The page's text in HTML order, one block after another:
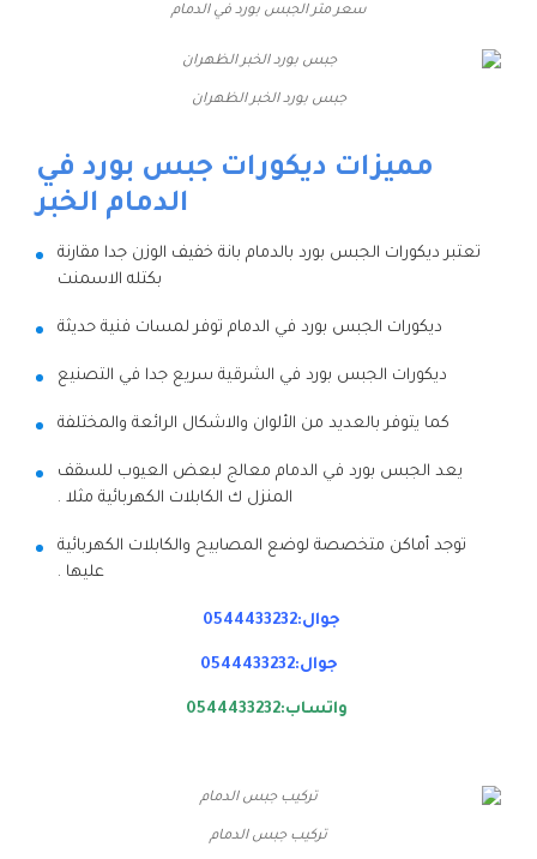
سعر متر الجبس بورد في الدمام
جبس بورد الخبر الظهران
مميزات ديكورات جبس بورد في
الدمام الخبر
تعتبر ديكورات الجبس بورد بالدمام بانة خفيف الوزن جدا مقارنة
بكتله الاسمنت
ديكورات الجبس بورد في الدمام توفر لمسات فنية حديثة
ديكورات الجبس بورد في الشرقية سريع جدا في التصنيع
كما يتوفر بالعديد من الألوان والاشكال الرائعة والمختلفة
يعد الجبس بورد في الدمام معالج لبعض العيوب للسقف
المنزل ك الكابلات الكهربائية مثلا .
توجد أماكن متخصصة لوضع المصابيح والكابلات الكهربائية
عليها .
جوال:0544433232
جوال:0544433232
واتساب:0544433232
تركيب جبس الدمام